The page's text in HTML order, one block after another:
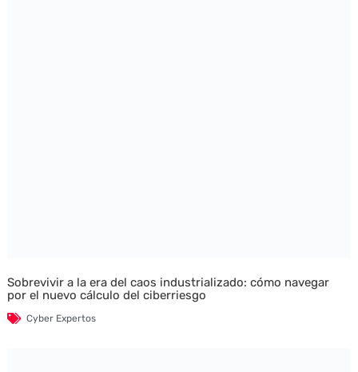
Sobrevivir a la era del caos industrializado: cómo navegar
por el nuevo cálculo del ciberriesgo
Cyber Expertos